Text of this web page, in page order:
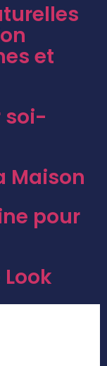
et
soi-
Maison
pour